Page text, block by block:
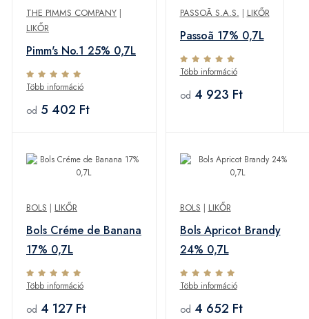
THE PIMMS COMPANY |
LIKŐR
Pimm's No.1 25% 0,7L
Több információ
od 5 402 Ft
PASSOÃ S.A.S. | LIKŐR
Passoã 17% 0,7L
Több információ
od 4 923 Ft
BOLS | LIKŐR
Bols Créme de Banana
17% 0,7L
Több információ
od 4 127 Ft
BOLS | LIKŐR
Bols Apricot Brandy
24% 0,7L
Több információ
od 4 652 Ft